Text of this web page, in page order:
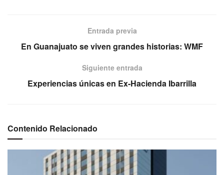
500 m
Entrada previa
En Guanajuato se viven grandes historias: WMF
Siguiente entrada
Experiencias únicas en Ex-Hacienda Ibarrilla
Contenido Relacionado